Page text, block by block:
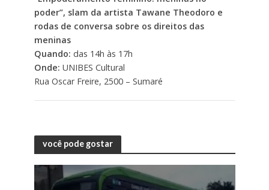
poder”, slam da artista Tawane Theodoro e
rodas de conversa sobre os direitos das
meninas
Quando: das 14h às 17h
Onde: UNIBES Cultural
Rua Oscar Freire, 2500 – Sumaré
você pode gostar